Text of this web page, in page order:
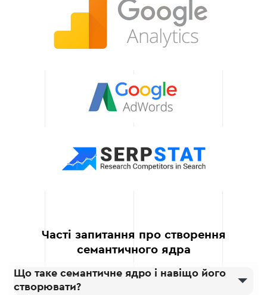
семантичним ядром, що
дозволяє вам
зосередитися на інших
Довгострокові
результати
миттєвий результат, а й
довгострокову
Часті запитання про створення
семантичного ядра
Що таке семантичне ядро і навіщо його
створювати?